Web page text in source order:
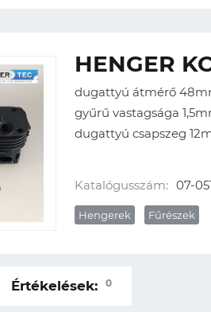
HENGER
dugattyú átmérő
gyűrű vastagsága
dugattyú csapszeg
Katalógusszám: 07-
Hengerek Fűrészek
Értékelések: 0